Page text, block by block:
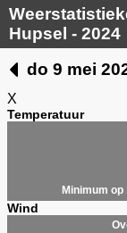
Hupsel - 2024
do 9 mei
X
Temperatuur
Minimum
Wind